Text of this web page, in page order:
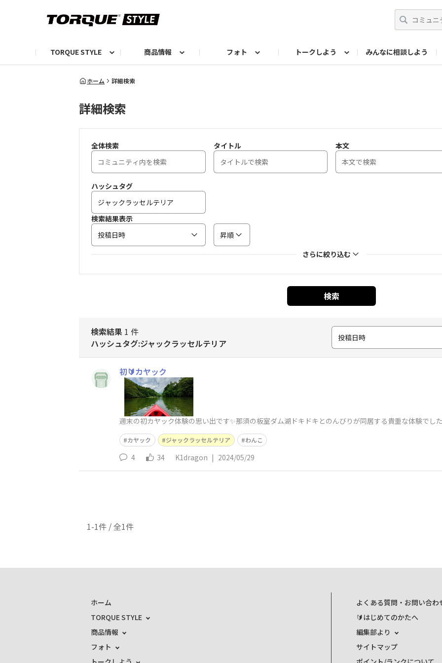
TORQUE STYLE
お知らせ TORQUIZ【投票企画】
商品情報
TORQUEニュース
フォト
TORQUEフォト
トークしよう
自己紹介しよう
みんなに相談しよう
編集部の日常フォト
ホーム 詳細検索
詳細検索
全体検索 タイトル 本文
ハッシュタグ
検索結果表示
投稿日時
昇順
さらに絞り込む
検索
検索結果 1 件
ハッシュタグ:ジャックラッセルテリア
投稿日時
初🔰カヤック
週末の初カヤック体験の思い出です✨那須の板室ダム湖ドキドキとのんびりが同居する貴重な体験でし
カヤック ジャックラッセルテリア わんこ
4 34 K1dragon | 2024/05/29
1-1件 / 全1件
ホーム
TORQUE STYLE
商品情報
フォト
よくある質問・お問い合わ
🔰はじめてのかたへ
編集部より
サイトマップ